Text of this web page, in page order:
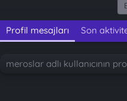
Profil mesajları Son
meroslar adlı kullanıcının